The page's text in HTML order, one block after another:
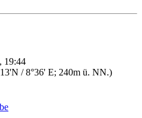
19:44
/ 8°36' E; 240m ü. NN.)